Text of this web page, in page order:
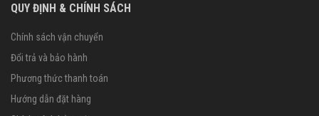
QUY ĐỊNH & CHÍNH SÁCH
Chính sách vận chuyển
Đổi trả và bảo hành
Phương thức thanh toán
Hướng dẫn đặt hàng